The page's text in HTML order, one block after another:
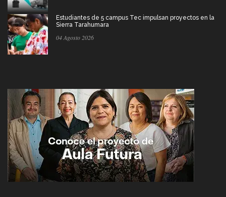
Estudiantes de 5 campus Tec impulsan proyectos en la
Sierra Tarahumara
04 Agosto 2026